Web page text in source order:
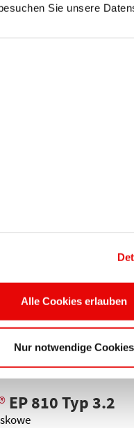
Sie unsere
Alle Cookies erlauben
Nur notwendige Cookies
EP 810 Typ 3.1
EP 810 Typ 3.2